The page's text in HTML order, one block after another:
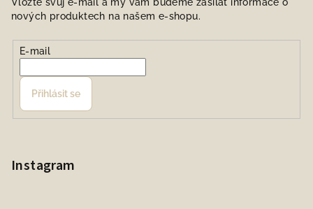
nových produktech na našem e-shopu.
E-mail
Přihlásit se
Instagram